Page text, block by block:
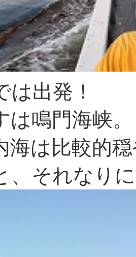
は出発！
は鳴門海峡。
海は比較的
、それなり